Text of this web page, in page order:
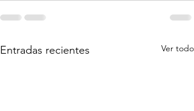
Entradas recientes Ver todo